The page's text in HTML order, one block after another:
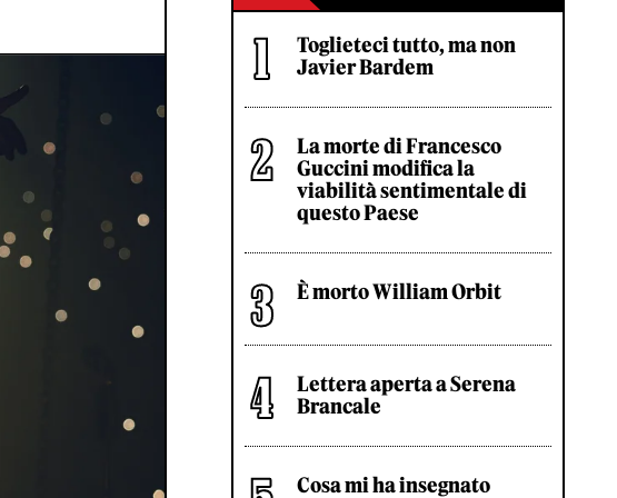
Toglieteci tutto, ma non
Javier Bardem
La morte di Francesco
Guccini modifica la
viabilità sentimentale di
questo Paese
È morto William Orbit
Lettera aperta a Serena
Brancale
Cosa mi ha insegnato